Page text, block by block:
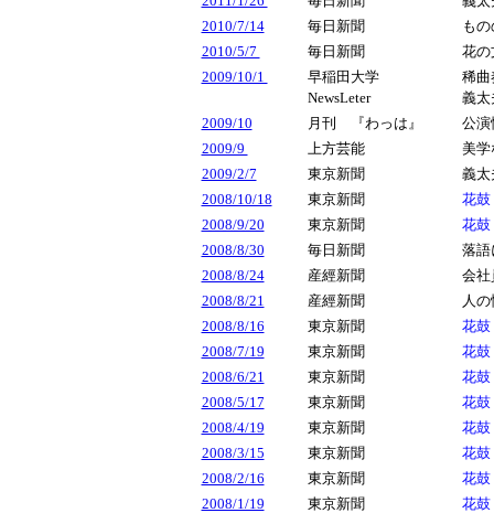
2010/7/14
毎日新聞
も
2010/5/7
毎日新聞
花
2009/10/1
早稲田大学
NewsLeter
稀
義
2009/10
月刊 『わっは』
公
2009/9
上方芸能
美
2009/2/7
東京新聞
義
2008/10/18
東京新聞
花
2008/9/20
東京新聞
花
2008/8/30
毎日新聞
落
2008/8/24
産經新聞
会社
2008/8/21
産經新聞
人
2008/8/16
東京新聞
花
2008/7/19
東京新聞
花
2008/6/21
東京新聞
花
2008/5/17
東京新聞
花
2008/4/19
東京新聞
花鼓
2008/3/15
東京新聞
花
2008/2/16
東京新聞
花
2008/1/19
東京新聞
花